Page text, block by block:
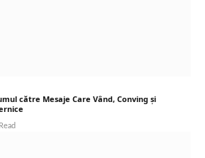
către Mesaje Care Vând, Conving și